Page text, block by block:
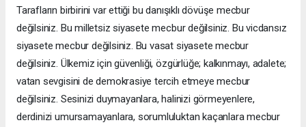
Tarafların birbirini var ettiği bu danışıklı dövüşe mecbur
değilsiniz. Bu milletsiz siyasete mecbur değilsiniz. Bu vicdansız
siyasete mecbur değilsiniz. Bu vasat siyasete mecbur
değilsiniz. Ülkemiz için güvenliği, özgürlüğe; kalkınmayı, adalete;
vatan sevgisini de demokrasiye tercih etmeye mecbur
değilsiniz. Sesinizi duymayanlara, halinizi görmeyenlere,
derdinizi umursamayanlara, sorumluluktan kaçanlara mecbur